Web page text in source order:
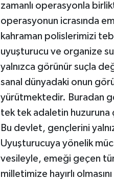
zamanlı operasyonla
operasyonun icrasında
kahraman polislerimizi
uyuşturucu ve organize
yalnızca görünür suçla
sanal dünyadaki onun
yürütmektedir. Buradan
tek tek adaletin huzuruna
Bu devlet, gençlerini
Uyuşturucuya yönelik
vesileyle, emeği geçen
milletimize hayırlı